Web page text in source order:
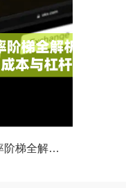
OKX合约费率阶梯全解析，如何优化交易成本与杠杆策略